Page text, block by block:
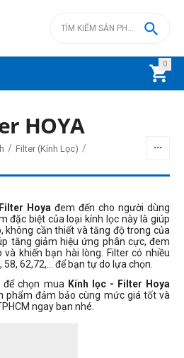
0


3870000đ
HOYA
/ Filter (Kính Lọc) /
Filter Hoya đem đến cho người dùng
đặc biệt của loại kính lọc này là giúp
không cần thiết và tăng độ trong của
tăng giảm hiệu ứng phân cực, đem
khiến bạn hài lòng. Filter có nhiều
62,72,... để bạn tự do lựa chọn.
chọn mua Kính lọc - Filter Hoya
phẩm đảm bảo cùng mức giá tốt và
ngay bạn nhé.